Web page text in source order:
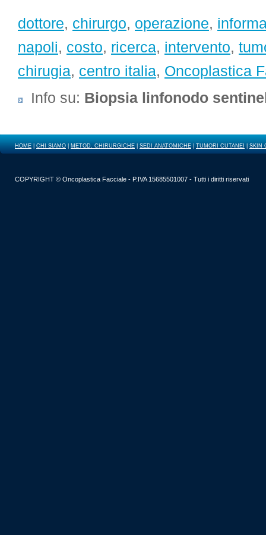
dottore, chirurgo, operazione,
napoli, costo, ricerca, intervento,
chirugia, centro italia, Oncoplastica
Info su: Biopsia linfonodo
HOME CHI SIAMO METOD. CHIRURGICHE SEDI ANATOMICHE TUMORI CUTANEI SKIN
COPYRIGHT © Oncoplastica Facciale - P.IVA 15685501007 - Tutti i diritti riservati